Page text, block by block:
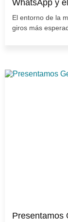
WhatsApp y
El entorno de la
giros más
Presentamos